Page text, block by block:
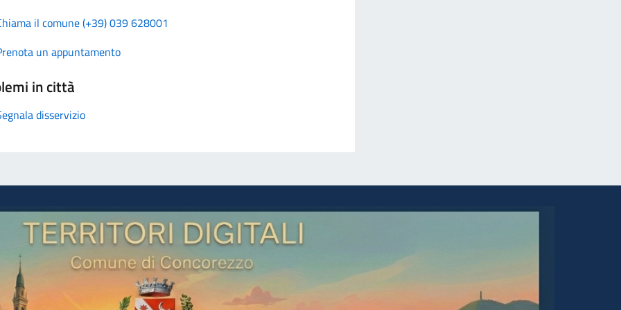
il comune (+39) 039 628001
un appuntamento
in città
disservizio